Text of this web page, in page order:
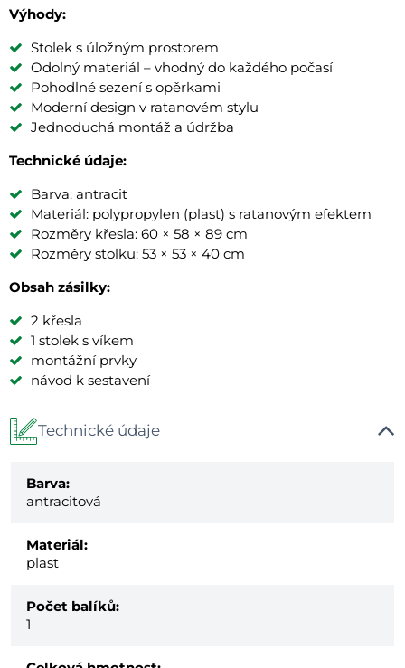
Výhody:
Stolek s úložným prostorem
Odolný materiál – vhodný do každého počasí
Pohodlné sezení s opěrkami
Moderní design v ratanovém stylu
Jednoduchá montáž a údržba
Technické údaje:
Barva: antracit
Materiál: polypropylen (plast) s ratanovým efektem
Rozměry křesla: 60 × 58 × 89 cm
Rozměry stolku: 53 × 53 × 40 cm
Obsah zásilky:
2 křesla
1 stolek s víkem
montážní prvky
návod k sestavení
Technické údaje
Barva:
antracitová
Materiál:
plast
Počet balíků:
1